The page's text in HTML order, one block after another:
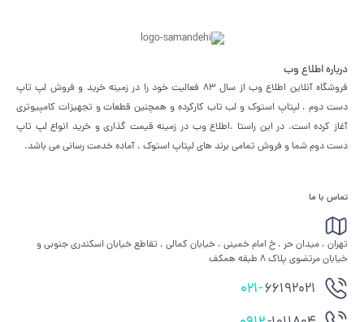
درباره اطلاع وب
فروشگاه آنلاین اطلاع وب از سال 83 فعالیت خود را در زمینه خرید و فروش لپ تاپ
دست دوم ، لپتاپ استوک و لب تاب کارکرده و همچنین قطعات و تجهیزات کامپیوتری
آغاز کرده است. در این راستا ،‌اطلاع وب در زمینه قیمت گذاری و خرید انواع لپ تاپ
دست دوم شما و فروش تمامی برند های لپتاپ استوک ، آماده خدمت رسانی می باشد.
تماس با ما
تهران ، میدان حر ، خ امام خمینی ، خیابان کمالی ، تقاطع خیابان اسکندری جنوبی و
خیابان مرتضوی پلاک 8 طبقه همکف
021-66192021